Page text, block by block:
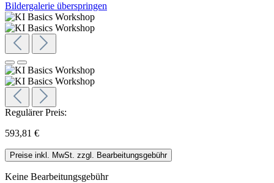
Bildergalerie überspringen
Regulärer Preis:
593,81 €
Preise inkl. MwSt. zzgl. Bearbeitungsgebühr
Keine Bearbeitungsgebühr